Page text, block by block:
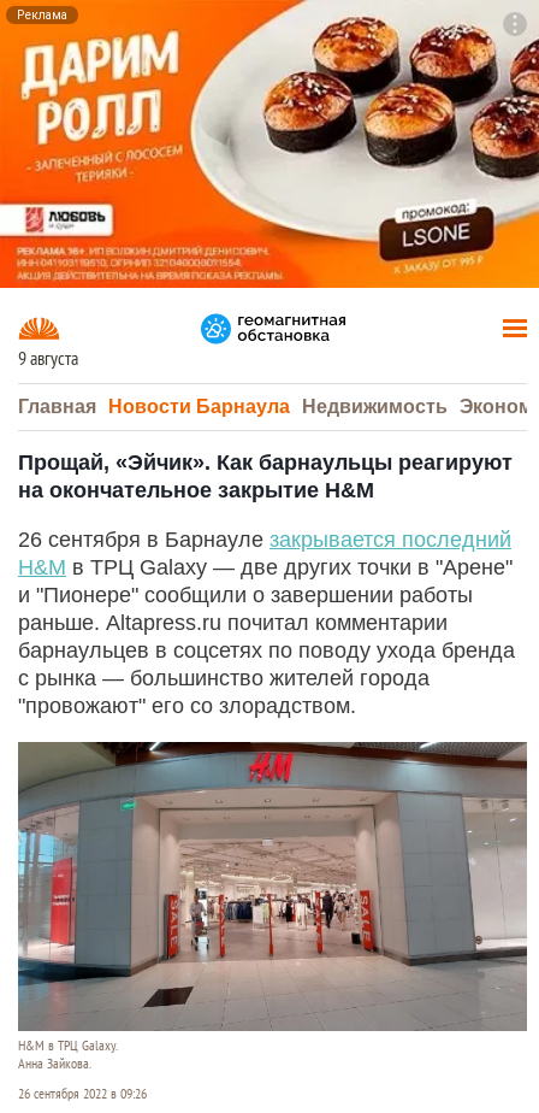
Реклама
9 августа
Главная Новости Барнаула Недвижимость
Прощай, «Эйчик». Как барнаульцы реагируют
на окончательное закрытие H&M
26 сентября в Барнауле закрывается последний
H&M в ТРЦ Galaxy — две других точки в "Арене"
и "Пионере" сообщили о завершении работы
раньше. Altapress.ru почитал комментарии
барнаульцев в соцсетях по поводу ухода бренда
с рынка — большинство жителей города
"провожают" его со злорадством.
H&M в ТРЦ Galaxy.
Анна Зайкова.
26 сентября 2022 в 09:26